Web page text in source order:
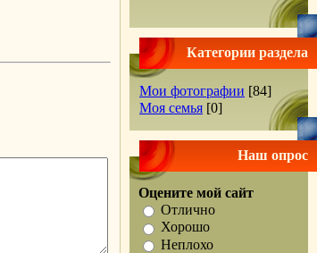
Категории раздела
Мои фотографии [84]
Моя семья [0]
Наш опрос
Оцените мой сайт
Отлично
Хорошо
Неплохо